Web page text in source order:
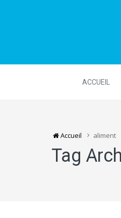
ACCUEIL
Accueil aliment
Tag